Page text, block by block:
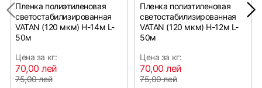
Пленка полиэтиленовая
светостабилизированная
VATAN (120 мкм) Н-14м L-
50м
Цена за кг:
70,00 лей
75,00 лей
Пленка полиэтиленовая
светостабилизированная
VATAN (120 мкм) Н-12м L-
50м
Цена за кг:
70,00 лей
75,00 лей